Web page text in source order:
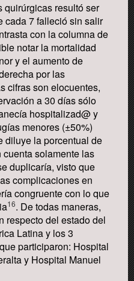
quirúrgicas resultó ser
cada 7 falleció sin salir
con la columna de
notar la mortalidad
y el aumento de
por las
cifras son elocuentes,
a 30 días sólo
hospitalizad@ y
menores (±50%)
diluye la porcentual de
solamente las
duplicaría, visto que
complicaciones en
congruente con lo que
16. De todas maneras,
respecto del estado del
Latina y los 3
participaron: Hospital
y Hospital Manuel